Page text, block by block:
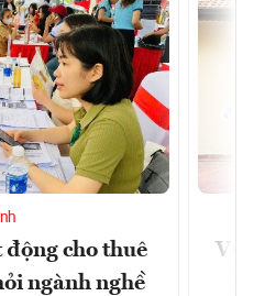
cho thuê
ngành nghề